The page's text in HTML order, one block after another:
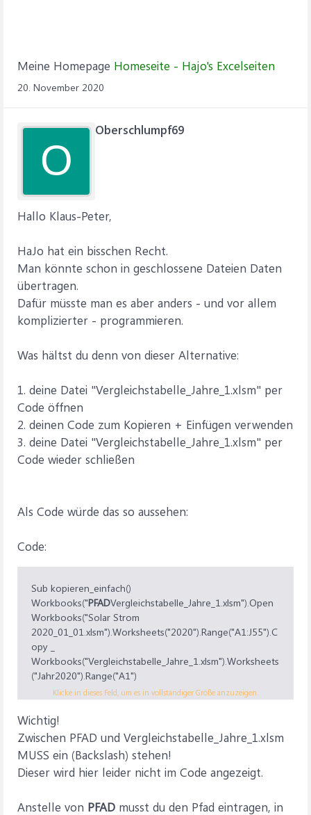
Meine Homepage Homeseite - Hajo's Excelseiten
20. November 2020
O
Oberschlumpf69
Hallo Klaus-Peter,
HaJo hat ein bisschen Recht.
Man könnte schon in geschlossene Dateien Daten
übertragen.
Dafür müsste man es aber anders - und vor allem
komplizierter - programmieren.
Was hältst du denn von dieser Alternative:
1. deine Datei "Vergleichstabelle_Jahre_1.xlsm" per
Code öffnen
2. deinen Code zum Kopieren + Einfügen verwenden
3. deine Datei "Vergleichstabelle_Jahre_1.xlsm" per
Code wieder schließen
Als Code würde das so aussehen:
Code:
Sub kopieren_einfach()
Workbooks("PFADVergleichstabelle_Jahre_1.xlsm").Open
Workbooks("Solar Strom
2020_01_01.xlsm").Worksheets("2020").Range("A1:J55").C
opy _
Workbooks("Vergleichstabelle_Jahre_1.xlsm").Worksheets
("Jahr2020").Range("A1")
Workbooks("Vergleichstabelle_Jahre_1.xlsm").CloseTrue
Klicke in dieses Feld, um es in vollständiger Größe anzuzeigen.
Wichtig!
Zwischen PFAD und Vergleichstabelle_Jahre_1.xlsm
MUSS ein (Backslash) stehen!
Dieser wird hier leider nicht im Code angezeigt.
Anstelle von PFAD musst du den Pfad eintragen, in